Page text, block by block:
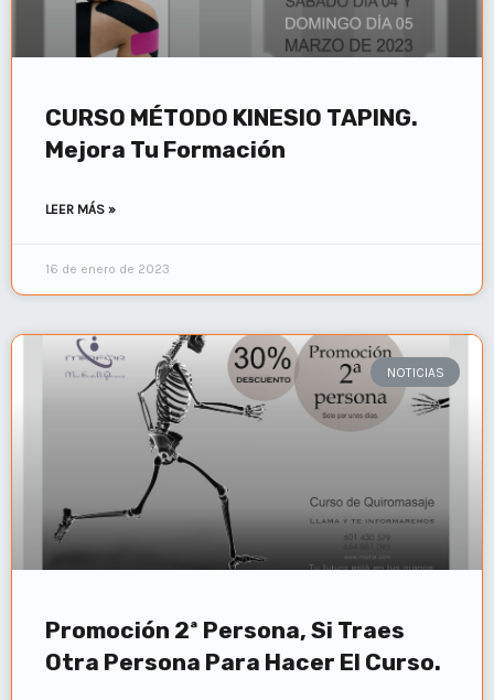
CURSO MÉTODO KINESIO TAPING.
Mejora Tu Formación
LEER MÁS »
16 de enero de 2023
NOTICIAS
Promoción 2ª Persona, Si Traes
Otra Persona Para Hacer El Curso.